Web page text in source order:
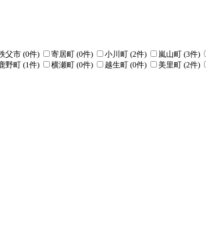
父市 (0件) 寄居町 (0件) 小川町 (2件) 嵐山町 (3件)
野町 (1件) 横瀬町 (0件) 越生町 (0件) 美里町 (2件)